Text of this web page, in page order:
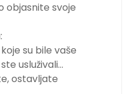
objasnite svoje
su bile vaše
usluživali…
ostavljate